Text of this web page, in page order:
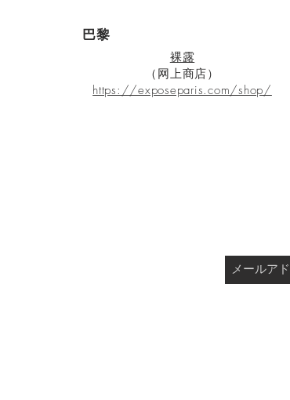
巴黎
裸露
（网上商店）
https://exposeparis.com/shop/